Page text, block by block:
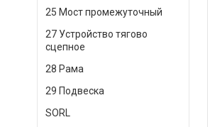
25 Мост промежуточный
27 Устройство тягово
сцепное
28 Рама
29 Подвеска
SORL